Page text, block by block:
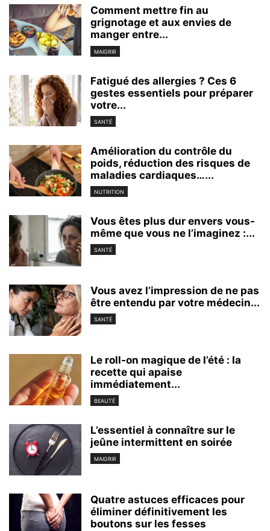
Comment mettre fin au
grignotage et aux envies de
manger entre...
MAIGRIR
Fatigué des allergies ? Ces 6
gestes essentiels pour préparer
votre...
SANTÉ
Amélioration du contrôle du
poids, réduction des risques de
maladies cardiaques…...
NUTRITION
Vous êtes plus dur envers vous-
même que vous ne l’imaginez :...
SANTÉ
Vous avez l’impression de ne pas
être entendu par votre médecin...
SANTÉ
Le roll-on magique de l’été : la
recette qui apaise
immédiatement...
BEAUTÉ
L’essentiel à connaître sur le
jeûne intermittent en soirée
MAIGRIR
Quatre astuces efficaces pour
éliminer définitivement les
boutons sur les fesses